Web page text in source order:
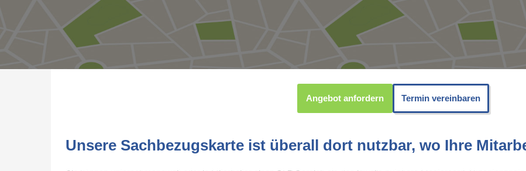
Angebot anfordern Termin vereinbaren
Unsere Sachbezugskarte ist überall dort nutzbar, wo Ihre